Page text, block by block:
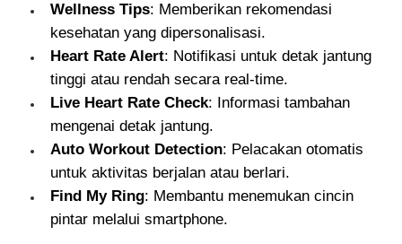
Wellness Tips: Memberikan rekomendasi
kesehatan yang dipersonalisasi.
Heart Rate Alert: Notifikasi untuk detak jantung
tinggi atau rendah secara real-time.
Live Heart Rate Check: Informasi tambahan
mengenai detak jantung.
Auto Workout Detection: Pelacakan otomatis
untuk aktivitas berjalan atau berlari.
Find My Ring: Membantu menemukan cincin
pintar melalui smartphone.